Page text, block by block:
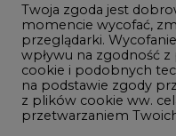
Atom
Fotowoltaika
Offshore wind
Twoja zgoda jest
momencie wycofać,
przeglądarki.
wpływu na zgodność
cookie i podobnych
na podstawie zgody
z plików cookie ww.
przetwarzaniem